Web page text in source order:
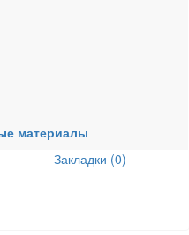
материалы
Закладки (0)